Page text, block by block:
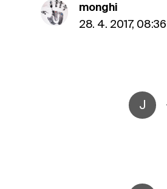
monghi
28. 4. 2017, 08:36
J